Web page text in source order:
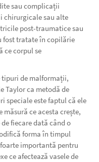
sau complicații
chirurgicale sau alte
post-traumatice sau
fost tratate în copilărie
ce corpul se
tipuri de malformații,
Taylor ca metodă de
speciale este faptul că ele
ce acesta crește,
fiecare dată când o
forma în timpul
importantă pentru
ce afectează vasele de